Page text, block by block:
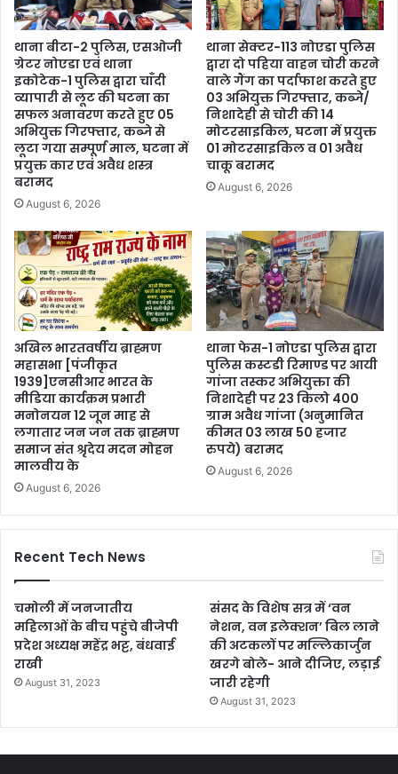
थाना बीटा-2 पुलिस, एसओजी
ग्रेटर नोएडा एवं थाना
इकोटेक-1 पुलिस द्वारा चाँदी
व्यापारी से लूट की घटना का
सफल अनावरण करते हुए 05
अभियुक्त गिरफ्तार, कब्जे से
लूटा गया सम्पूर्ण माल, घटना में
प्रयुक्त कार एवं अवैध शस्त्र
बरामद
August 6, 2026
थाना सेक्टर-113 नोएडा पुलिस
द्वारा दो पहिया वाहन चोरी करने
वाले गैंग का पर्दाफाश करते हुए
03 अभियुक्त गिरफ्तार, कब्जे/
निशादेही से चोरी की 14
मोटरसाइकिल, घटना में प्रयुक्त
01 मोटरसाइकिल व 01 अवैध
चाकू बरामद
August 6, 2026
अखिल भारतवर्षीय ब्राह्मण
महासभा [पंजीकृत
1939]एनसीआर भारत के
मीडिया कार्यक्रम प्रभारी
मनोनयन 12 जून माह से
लगातार जन जन तक ब्राह्मण
समाज संत श्रृदेय मदन मोहन
मालवीय के
August 6, 2026
थाना फेस-1 नोएडा पुलिस द्वारा
पुलिस कस्टडी रिमाण्ड पर आयी
गांजा तस्कर अभियुक्ता की
निशादेही पर 23 किलो 400
ग्राम अवैध गांजा (अनुमानित
कीमत 03 लाख 50 हजार
रुपये) बरामद
August 6, 2026
Recent Tech News
चमोली में जनजातीय
महिलाओं के बीच पहुंचे बीजेपी
प्रदेश अध्यक्ष महेंद्र भट्ट, बंधवाई
राखी
August 31, 2023
संसद के विशेष सत्र में ‘वन
नेशन, वन इलेक्शन’ बिल लाने
की अटकलों पर मल्लिकार्जुन
खरगे बोले- आने दीजिए, लड़ाई
जारी रहेगी
August 31, 2023